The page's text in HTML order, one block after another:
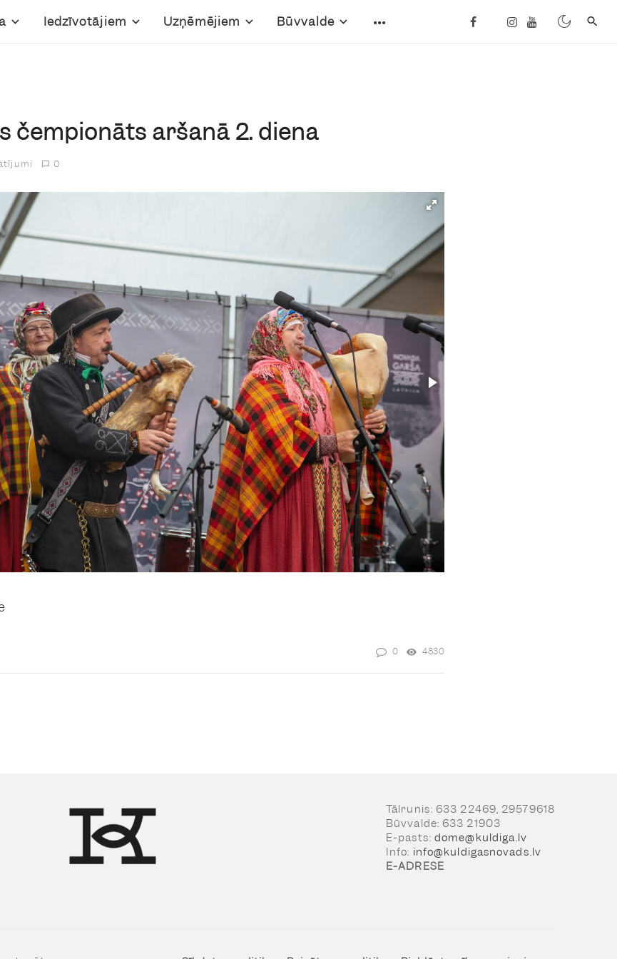
Iedzīvotājiem Uzņēmējiem Būvvalde
čempionāts aršanā 2. diena
0
0 4830
Tālrunis: 633 22469, 29579618
Būvvalde: 633 21903
E-pasts: dome@kuldiga.lv
Info: info@kuldigasnovads.lv
E-ADRESE